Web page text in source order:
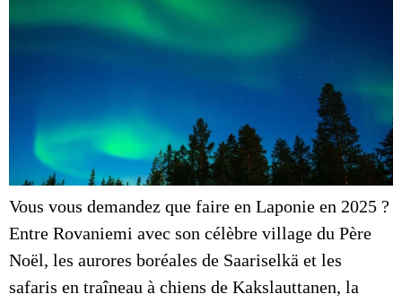
Vous vous demandez que faire en Laponie en 2025 ?
Entre Rovaniemi avec son célèbre village du Père
Noël, les aurores boréales de Saariselkä et les
safaris en traîneau à chiens de Kakslauttanen, la